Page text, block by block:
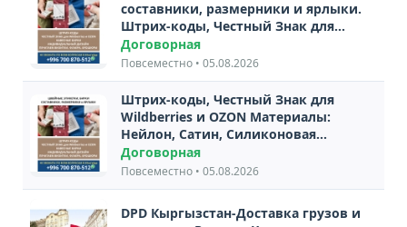
составники, размерники и ярлыки.
Штрих-коды, Честный Знак для
Wildberries и OZON Материалы:
Нейлон, Сатин, Силиконовая
ленты. Навесные бирки,
индивидуальный дизайн...
Договорная
Повсеместно • 05.08.2026
Штрих-коды, Честный Знак для
Wildberries и OZON Материалы:
Нейлон, Сатин, Силиконовая
ленты.
Договорная
Повсеместно • 05.08.2026
DPD Кыргызстан-Доставка грузов и